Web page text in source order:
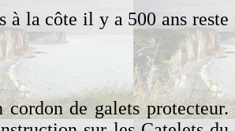
à la côte il y a 500 ans reste
de galets protecteur.